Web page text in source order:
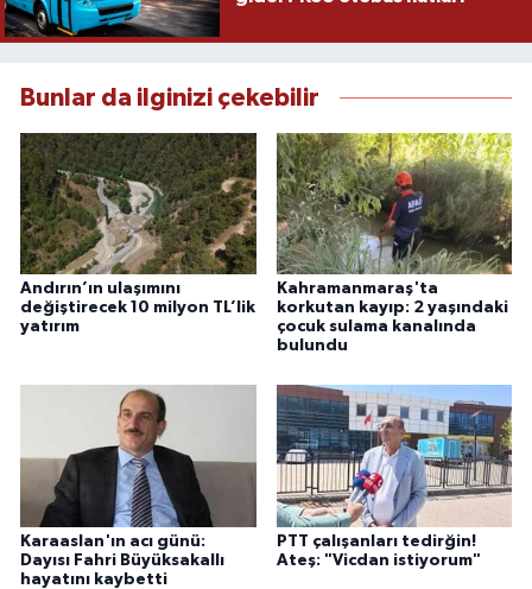
Bunlar da ilginizi çekebilir
Andırın’ın ulaşımını
değiştirecek 10 milyon TL’lik
yatırım
Kahramanmaraş'ta
korkutan kayıp: 2 yaşındaki
çocuk sulama kanalında
bulundu
Karaaslan'ın acı günü:
Dayısı Fahri Büyüksakallı
hayatını kaybetti
PTT çalışanları tedirğin!
Ateş: "Vicdan istiyorum"